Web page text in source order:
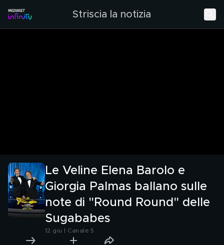
Striscia la notizia
Le Veline Elena Barolo e
Giorgia Palmas ballano sulle
note di "Round Round" delle
Sugababes
12 giu | Canale 5